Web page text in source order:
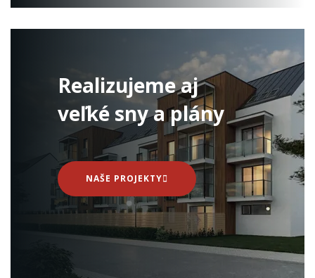
Realizujeme aj
veľké sny a plány
NAŠE PROJEKTY